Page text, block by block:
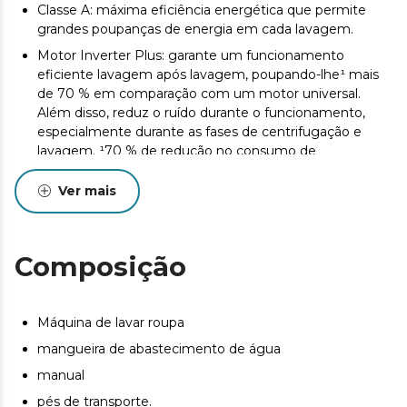
Classe A: máxima eficiência energética que permite
grandes poupanças de energia em cada lavagem.
Motor Inverter Plus: garante um funcionamento
eficiente lavagem após lavagem, poupando-lhe¹ mais
de 70 % em comparação com um motor universal.
Além disso, reduz o ruído durante o funcionamento,
especialmente durante as fases de centrifugação e
lavagem. ¹70 % de redução no consumo de
eletricidade, com base na comparação de etiquetas
energéticas dos modelos Bolero DressCode com
motor Inverter e os Bolero DressCode sem motor
SteamMax: envolve a roupa com vapor para penetrar
eficazmente em cada peça de roupa e esterilizar e
Drum Clean: o tambor limpa-se a si próprio para evitar a
odores.
Allergy Care: programa selecionável que esteriliza a
roupa com vapor e com água a altas temperaturas.
Ver mais
Composição
Máquina de lavar roupa
mangueira de abastecimento de água
manual
pés de transporte.